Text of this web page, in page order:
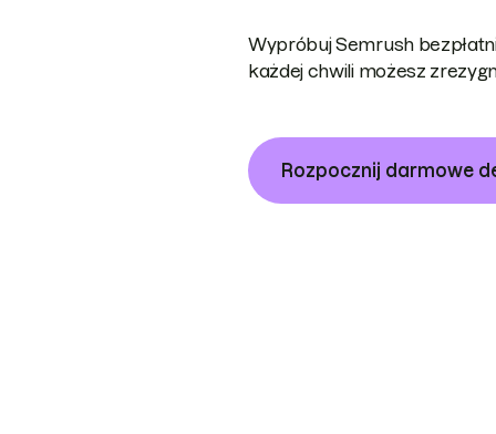
Wypróbuj Semrush
każdej chwili możesz
Rozpocznij darmowe